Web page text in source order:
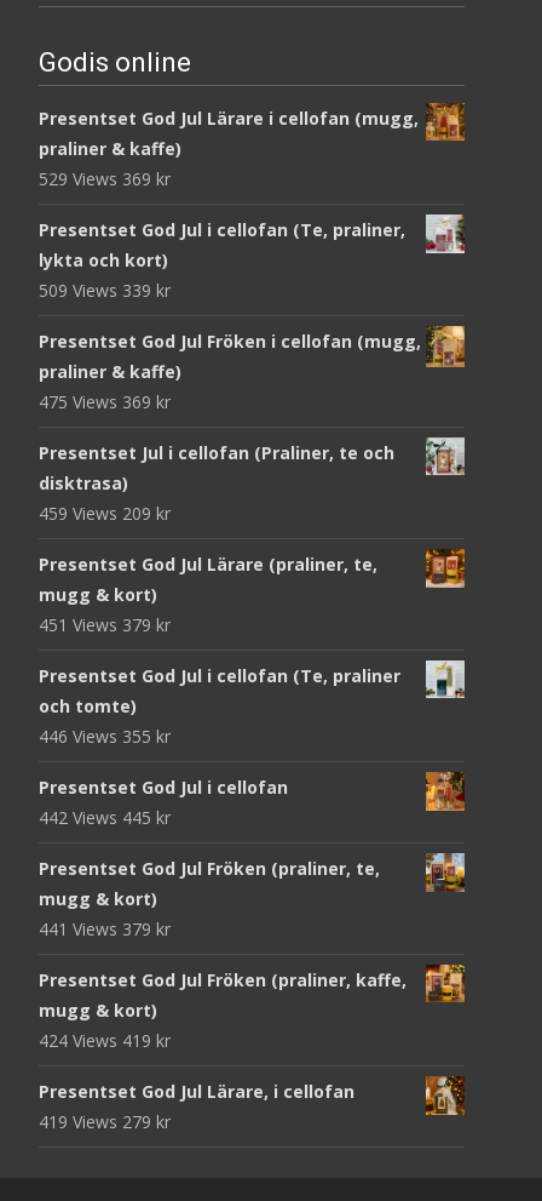
Godis online
Presentset God Jul Lärare i cellofan (mugg,
praliner & kaffe)
529 Views 369 kr
Presentset God Jul i cellofan (Te, praliner,
lykta och kort)
509 Views 339 kr
Presentset God Jul Fröken i cellofan (mugg,
praliner & kaffe)
475 Views 369 kr
Presentset Jul i cellofan (Praliner, te och
disktrasa)
459 Views 209 kr
Presentset God Jul Lärare (praliner, te,
mugg & kort)
451 Views 379 kr
Presentset God Jul i cellofan (Te, praliner
och tomte)
446 Views 355 kr
Presentset God Jul i cellofan
442 Views 445 kr
Presentset God Jul Fröken (praliner, te,
mugg & kort)
441 Views 379 kr
Presentset God Jul Fröken (praliner, kaffe,
mugg & kort)
424 Views 419 kr
Presentset God Jul Lärare, i cellofan
419 Views 279 kr